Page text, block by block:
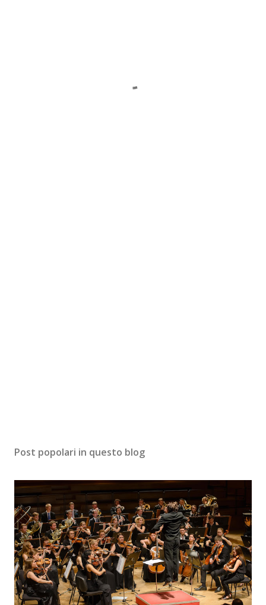
Post popolari in questo blog